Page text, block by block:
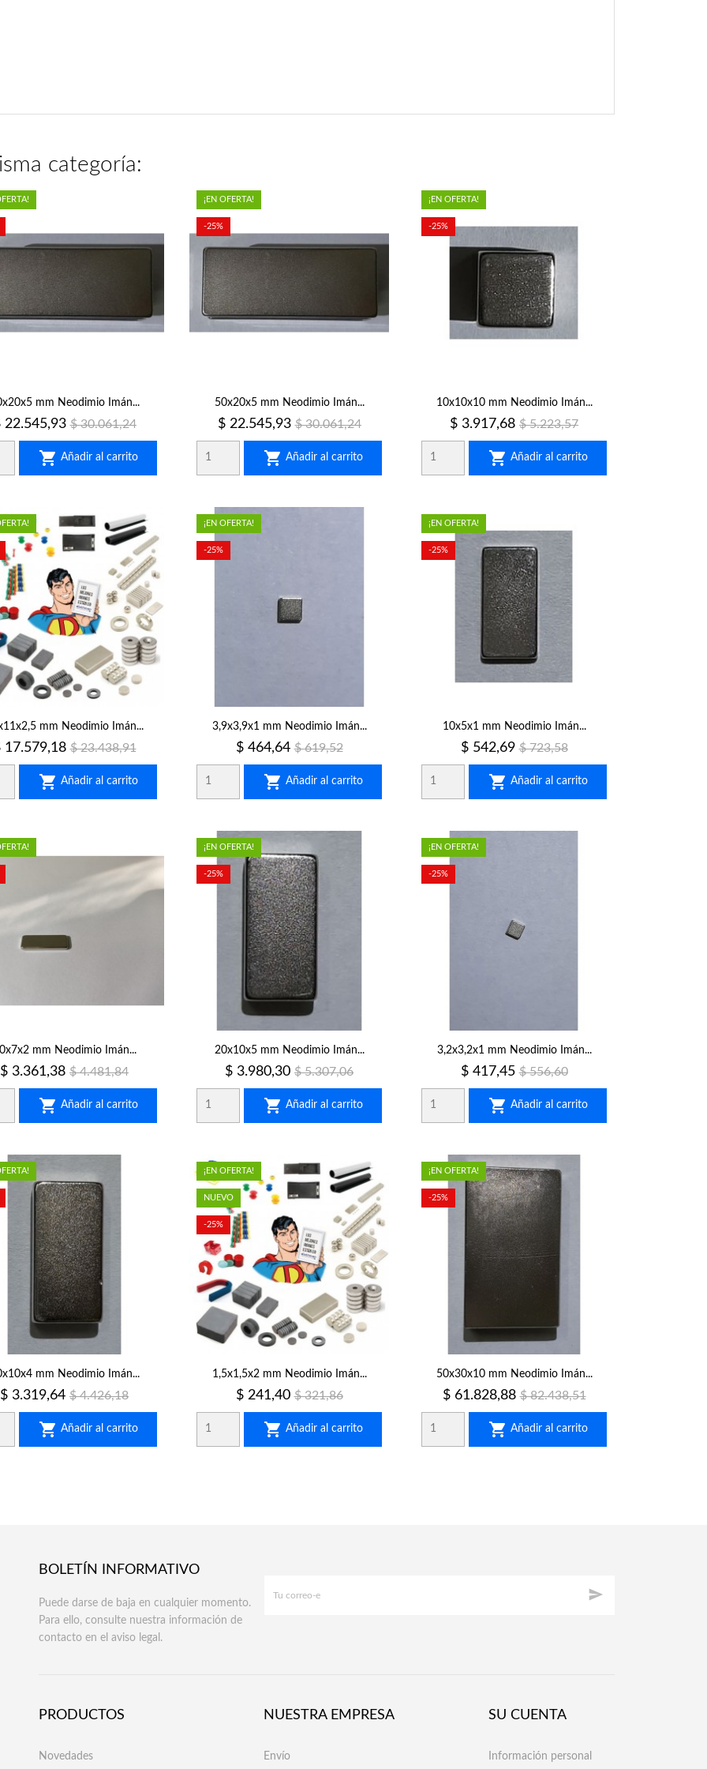
categoría:
mm Neodimio Imán...
22.545,93 Precio
regular
$ 30.061,24
 Añadir al carrito
50x20x5 mm Neodimio Imán...
Precio
$ 22.545,93 Precio
regular
$ 30.061,24
 Añadir al carrito
¡EN OFERTA!
-25%
10x10x10 mm Neodimio Imán...
Precio
$ 3.917,68 Precio
regular
$ 5.223,57
 Añadir al carrito
¡EN OFERTA!
-25%
mm Neodimio Imán...
17.579,18 Precio
regular
$ 23.438,91
 Añadir al carrito
3,9x3,9x1 mm Neodimio Imán...
Precio
$ 464,64 Precio
regular
$ 619,52
 Añadir al carrito
¡EN OFERTA!
-25%
10x5x1 mm Neodimio Imán...
Precio
$ 542,69 Precio
regular
$ 723,58
 Añadir al carrito
¡EN OFERTA!
-25%
mm Neodimio Imán...
Precio
$ 3.361,38 Precio
regular
$ 4.481,84
 Añadir al carrito
20x10x5 mm Neodimio Imán...
Precio
$ 3.980,30 Precio
regular
$ 5.307,06
 Añadir al carrito
¡EN OFERTA!
-25%
3,2x3,2x1 mm Neodimio Imán...
Precio
$ 417,45 Precio
regular
$ 556,60
 Añadir al carrito
¡EN OFERTA!
-25%
mm Neodimio Imán...
Precio
$ 3.319,64 Precio
regular
$ 4.426,18
 Añadir al carrito
1,5x1,5x2 mm Neodimio Imán...
Precio
$ 241,40 Precio
regular
$ 321,86
 Añadir al carrito
¡EN OFERTA!
NUEVO
-25%
50x30x10 mm Neodimio Imán...
Precio
$ 61.828,88 Precio
regular
$ 82.438,51
 Añadir al carrito
¡EN OFERTA!
-25%
BOLETÍN INFORMATIVO
Puede darse de baja en cualquier momento.
Para ello, consulte nuestra información de
contacto en el aviso legal.

PRODUCTOS
Novedades
NUESTRA EMPRESA
Envío
SU CUENTA
Información personal